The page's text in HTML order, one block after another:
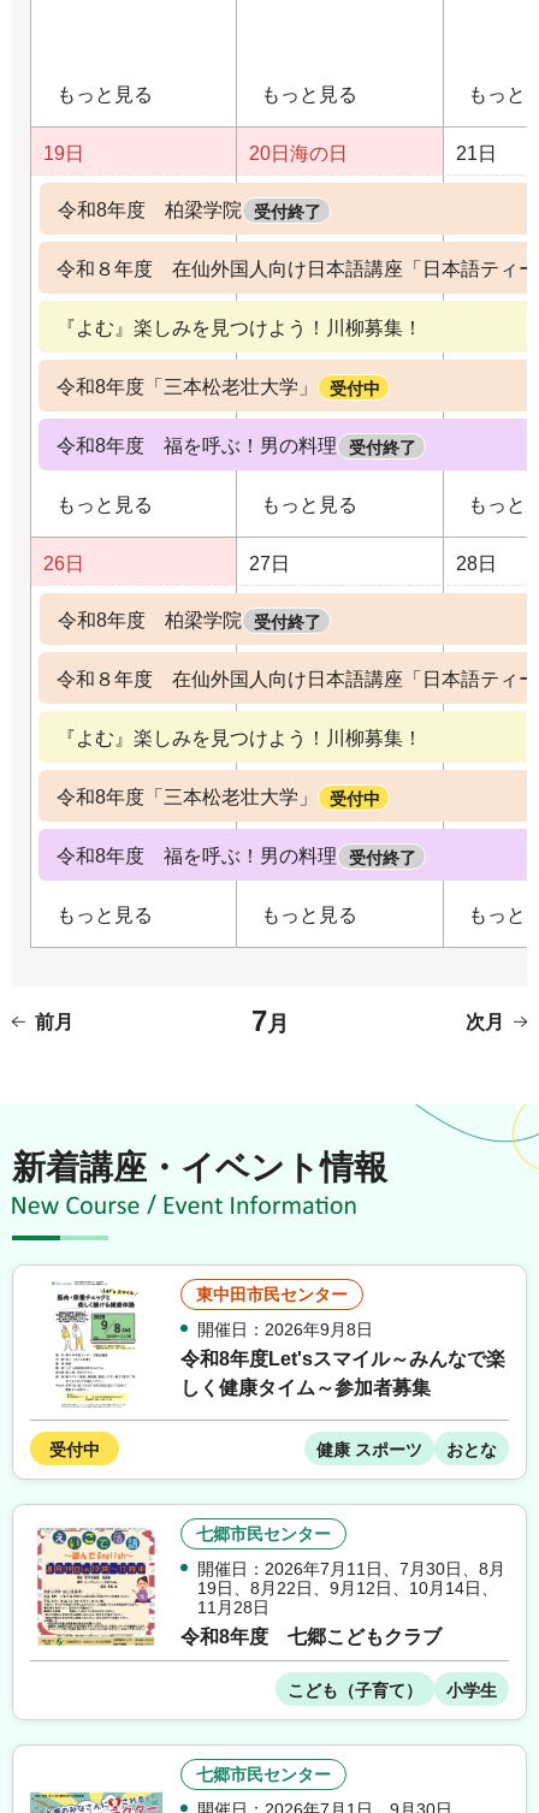
もっと見る もっと見る もっと
19日 20日 海の日 21日
令和8年度 柏梁学院 受付終了
令和８年度 在仙外国人向け日本語講座「日本語ティ
『よむ』楽しみを見つけよう！川柳募集！
令和8年度「三本松老壮大学」 受付中
令和8年度 福を呼ぶ！男の料理 受付終了
もっと見る もっと見る もっと
26日 27日 28日
令和8年度 柏梁学院 受付終了
令和８年度 在仙外国人向け日本語講座「日本語ティ
『よむ』楽しみを見つけよう！川柳募集！
令和8年度「三本松老壮大学」 受付中
令和8年度 福を呼ぶ！男の料理 受付終了
もっと見る もっと見る もっと
前月 7月 次月
新着講座・イベント情報
東中田市民センター
開催日：2026年9月8日
令和8年度Let'sスマイル～みんなで楽
しく健康タイム～参加者募集
受付中 健康 スポーツ おとな
七郷市民センター
開催日：2026年7月11日
7月30日
8月
19日
8月22日 9月12日 10月14日
11月28日
令和8年度 七郷こどもクラブ
こども（子育て） 小学生
七郷市民センター